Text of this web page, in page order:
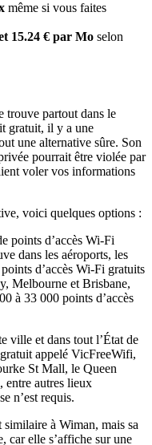
même si vous faites
15.24 € par Mo selon
trouve partout dans le
gratuit, il y a une
une alternative sûre. Son
pourrait être violée par
voler vos informations
voici quelques options :
points d’accès Wi-Fi
dans les aéroports, les
d’accès Wi-Fi gratuits
Melbourne et Brisbane,
à 33 000 points d’accès
ville et dans tout l’État de
appelé VicFreeWifi,
St Mall, le Queen
autres lieux
n’est requis.
similaire à Wiman, mais sa
car elle s’affiche sur une